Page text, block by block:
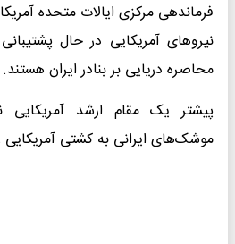
فرماندهی مرکزی ایالات متحده
نیروهای آمریکایی در حال
محاصره دریایی بر بنادر ایران هستند.
پیشتر یک مقام ارشد
موشک‌های ایرانی به کشتی آمریکایی